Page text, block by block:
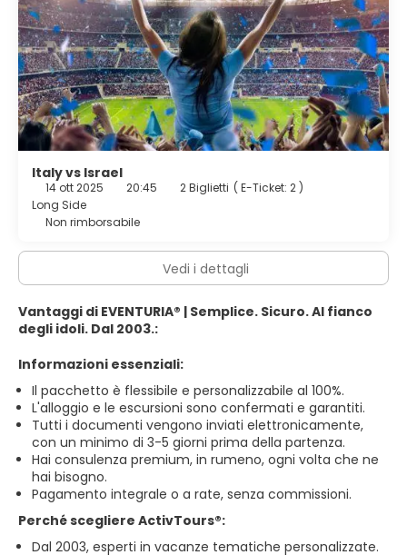
Italy vs Israel
14 ott 2025 20:45 2 Biglietti ( E-Ticket: 2 )
Long Side
Non rimborsabile
Vedi i dettagli
Vantaggi di EVENTURIA® | Semplice. Sicuro. Al fianco
degli idoli. Dal 2003.:
Informazioni essenziali:
Il pacchetto è flessibile e personalizzabile al 100%.
L'alloggio e le escursioni sono confermati e garantiti.
Tutti i documenti vengono inviati elettronicamente,
con un minimo di 3-5 giorni prima della partenza.
Hai consulenza premium, in rumeno, ogni volta che ne
hai bisogno.
Pagamento integrale o a rate, senza commissioni.
Perché scegliere ActivTours®:
Dal 2003, esperti in vacanze tematiche personalizzate.